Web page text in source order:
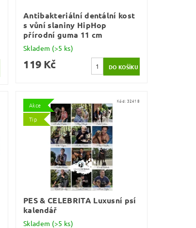
Antibakteriální dentální kost
s vůní slaniny HipHop
přírodní guma 11 cm
Skladem (>5 ks)
119 Kč
Akce
Tip
Kód: 32418
PES & CELEBRITA Luxusní psí
kalendář
Skladem (>5 ks)